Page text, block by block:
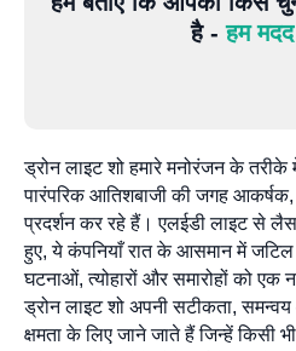
है -हम
ड्रोन लाइट शो हमारे मनोरंजन के तरीके
पारंपरिक आतिशबाजी की जगह
प्रदर्शन कर रहे हैं। एलईडी लाइट से
हुए, ये कंपनियाँ रात के आसमान में जटिल
घटनाओं, त्योहारों और समारोहों को एक
ड्रोन लाइट शो अपनी सटीकता,
क्षमता के लिए जाने जाते हैं जिन्हें